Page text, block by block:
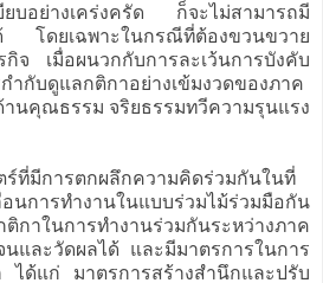
บอย่างเคร่งครัด ก็จะไม่สามารถมี
โดยเฉพาะในกรณีที่ต้องขวนขวาย
กิจ เมื่อผนวกกับการละเว้นการบังคับ
ำกับดูแลกติกาอย่างเข้มงวดของภาค
นคุณธรรม จริยธรรมทวีความรุนแรง
ร์ที่มีการตกผลึกความคิดร่วมกันในที่
การทำงานในแบบร่วมไม้ร่วมมือกัน
ติกาในการทำงานร่วมกันระหว่างภาค
นและวัดผลได้ และมีมาตรการในการ
ได้แก่ มาตรการสร้างสำนึกและปรับ